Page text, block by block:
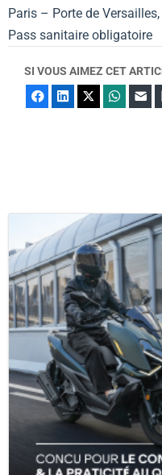
Paris – Porte de
Pass sanitaire obligatoire
SI VOUS AIMEZ CET
FacebookLinkedIn